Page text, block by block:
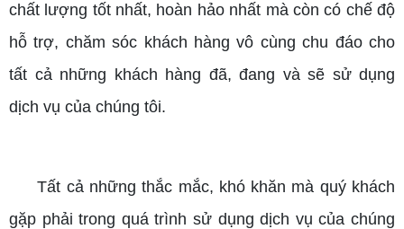
chất lượng tốt nhất, hoàn hảo nhất mà còn có chế độ
hỗ trợ, chăm sóc khách hàng vô cùng chu đáo cho
tất cả những khách hàng đã, đang và sẽ sử dụng
dịch vụ của chúng tôi.
Tất cả những thắc mắc, khó khăn mà quý khách
gặp phải trong quá trình sử dụng dịch vụ của chúng